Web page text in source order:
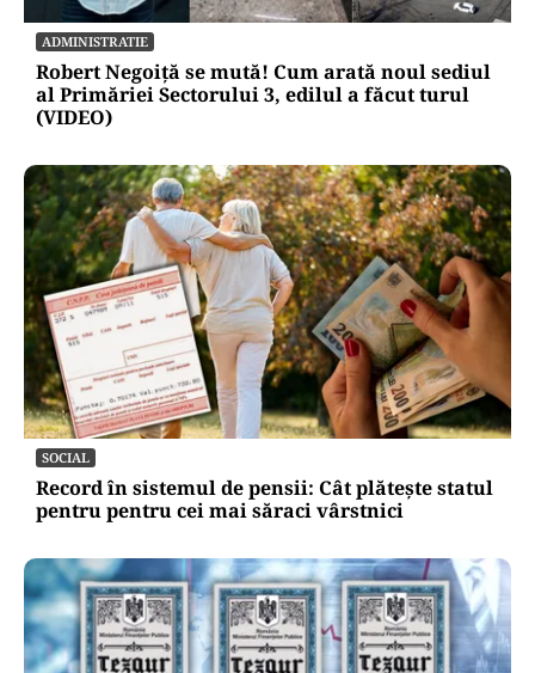
ADMINISTRATIE
Robert Negoiță se mută! Cum arată noul sediul
al Primăriei Sectorului 3, edilul a făcut turul
(VIDEO)
SOCIAL
Record în sistemul de pensii: Cât plătește statul
pentru pentru cei mai săraci vârstnici